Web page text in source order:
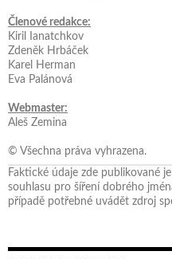
Členové redakce:
Kiril Ianatchkov
Zdeněk Hrbáček
Karel Herman
Eva Palánová
Webmaster:
Aleš Zemina
© Všechna práva vyhrazena.
Faktické údaje zde publikované
souhlasu pro šíření dobrého
případě potřebné uvádět zdroj